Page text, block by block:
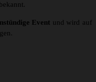
Event und wird auf